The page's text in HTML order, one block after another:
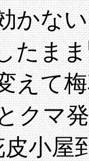
かな
たま
えて
クマ
皮小